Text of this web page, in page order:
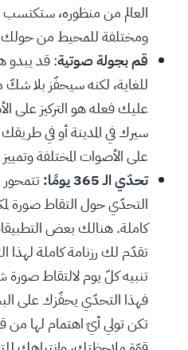
العالم من منظوره،
ومختلفة للمحيط من
قم بجولة صوتية: قد يبدو
للغاية، لكنه سيحفّز بلا شكّ
عليك فعله هو التركيز على
سيرك في المدينة أو في
على الأصوات المختلفة
تحدّي الـ 365 يومًا:
تتمحور
التحدّي حول التقاط صورة
كاملة. هنالك بعض
تقدّم لك رزنامة كاملة
تنبيه كلّ يوم لالتقاط
فهذا التحدّي يحفّزك على
تكن تولي أيّ اهتمام لها من